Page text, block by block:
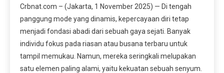
Crbnat.com – (Jakarta, 1 November 2025) — Di tengah
panggung mode yang dinamis, kepercayaan diri tetap
menjadi fondasi abadi dari sebuah gaya sejati. Banyak
individu fokus pada riasan atau busana terbaru untuk
tampil memukau. Namun, mereka seringkali melupakan
satu elemen paling alami, yaitu kekuatan sebuah senyum.